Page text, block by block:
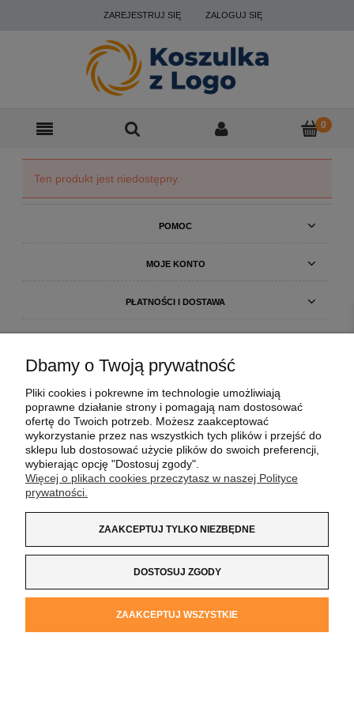
ZAREJESTRUJ SIĘ ZALOGUJ SIĘ
Ten produkt jest niedostępny.
POMOC
MOJE KONTO
PŁATNOŚCI I DOSTAWA
O NAS
Koszulka z Logo| NIP:8733160695| ul. Jana
Kochanowskiego 37/K5 |33-100 Tarnów
e-mail:sklep@koszulkazlogo.pl
POKAŻ PEŁNĄ WERSJĘ STRONY
Dbamy o Twoją prywatność
Pliki cookies i pokrewne im technologie umożliwiają
poprawne działanie strony i pomagają nam dostosować
ofertę do Twoich potrzeb. Możesz zaakceptować
wykorzystanie przez nas wszystkich tych plików i przejść do
sklepu lub dostosować użycie plików do swoich preferencji,
wybierając opcję "Dostosuj zgody".
Więcej o plikach cookies przeczytasz w naszej Polityce
prywatności.
ZAAKCEPTUJ TYLKO NIEZBĘDNE
DOSTOSUJ ZGODY
ZAAKCEPTUJ WSZYSTKIE
Kontakt